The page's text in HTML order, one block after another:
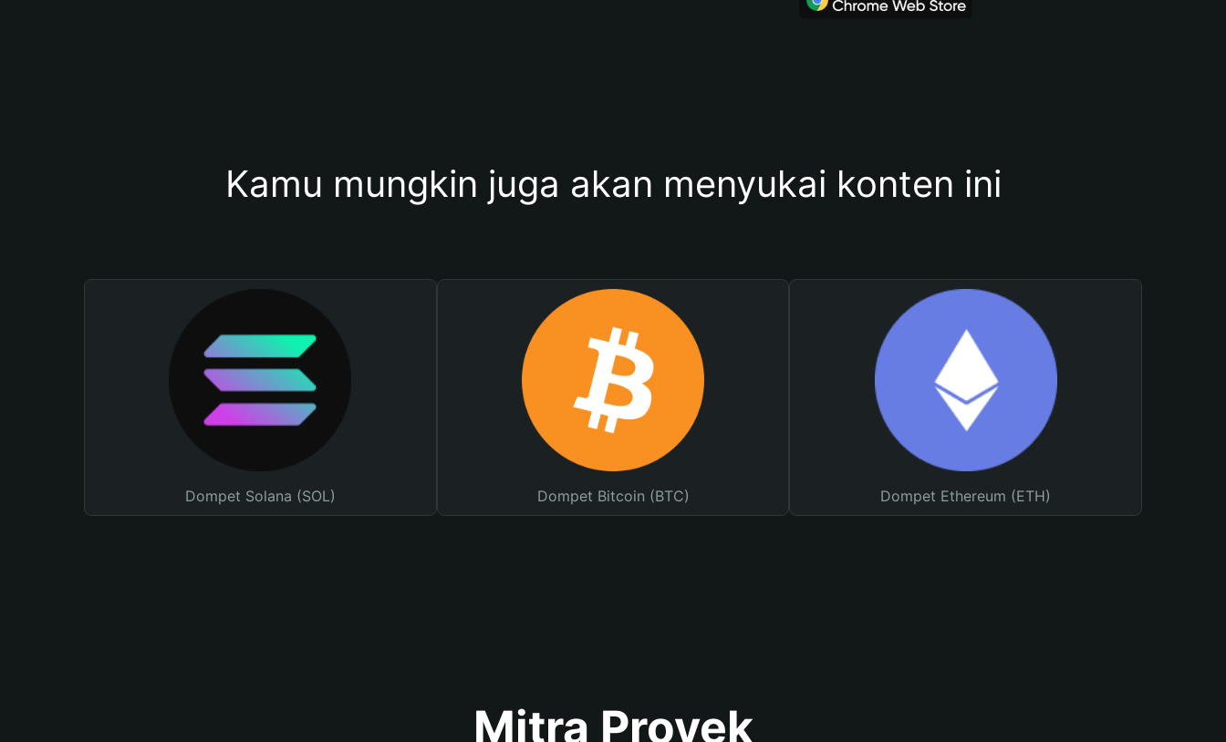
Kamu mungkin juga akan menyukai konten ini
Dompet Solana (SOL) Dompet Bitcoin (BTC) Dompet Ethereum (ETH)
Mitra Proyek